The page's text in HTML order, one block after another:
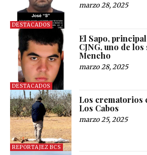
DESTACADOS
marzo 28, 2025
DESTACADOS
El Sapo,
CJNG, uno de
Mencho
marzo 28, 2025
REPORTAJEZ BCS
Los crematorios
Los Cabos
marzo 25, 2025